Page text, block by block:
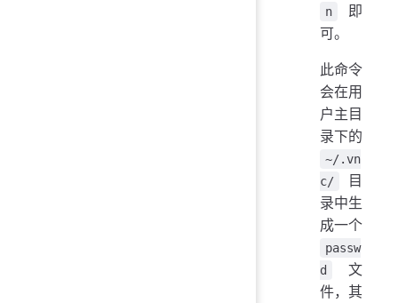
n
即
可。
此命令
会在用
户主目
录下的
~/.vn
c/
目
录中生
成一个
passw
d
文
件，其